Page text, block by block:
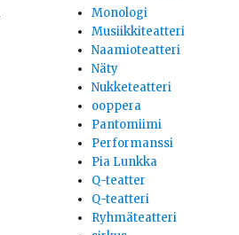
Monologi
Musiikkiteatteri
Naamioteatteri
Näty
Nukketeatteri
ooppera
Pantomiimi
Performanssi
Pia Lunkka
Q-teatter
Q-teatteri
Ryhmäteatteri